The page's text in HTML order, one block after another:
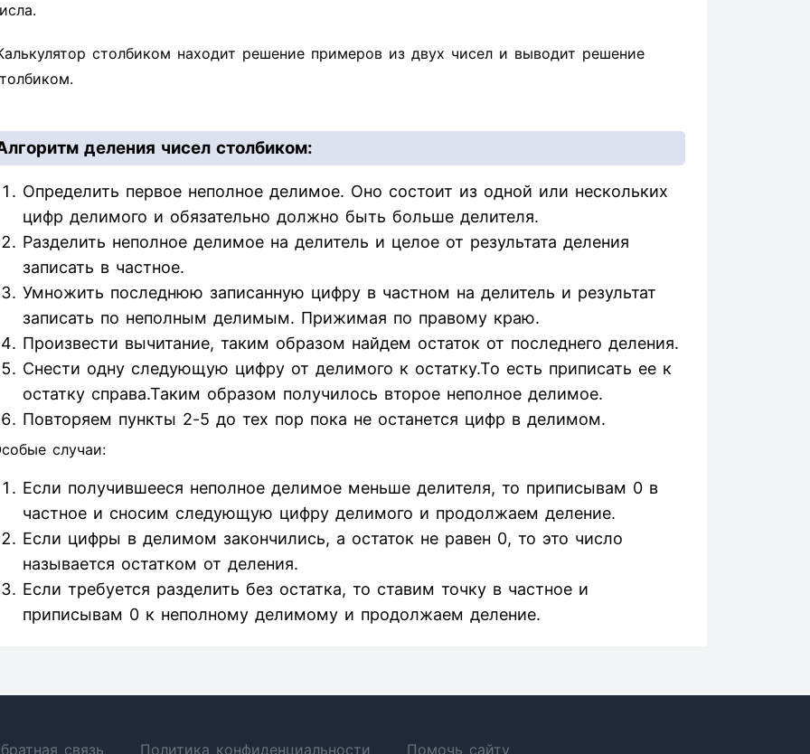
столбиком находит решение примеров из двух чисел и выводит решение
деления чисел столбиком:
Определить первое неполное делимое. Оно состоит из одной или нескольких
цифр делимого и обязательно должно быть больше делителя.
Разделить неполное делимое на делитель и целое от результата деления
записать в частное.
Умножить последнюю записанную цифру в частном на делитель и результат
записать по неполным делимым. Прижимая по правому краю.
Произвести вычитание, таким образом найдем остаток от последнего деления.
Снести одну следующую цифру от делимого к остатку.То есть приписать ее к
остатку справа.Таким образом получилось второе неполное делимое.
Повторяем пункты 2-5 до тех пор пока не останется цифр в делимом.
случаи:
Если получившееся неполное делимое меньше делителя, то приписывам 0 в
частное и сносим следующую цифру делимого и продолжаем деление.
Если цифры в делимом закончились, а остаток не равен 0, то это число
называется остатком от деления.
Если требуется разделить без остатка, то ставим точку в частное и
приписывам 0 к неполному делимому и продолжаем деление.
связь Политика конфиденциальности Помочь сайту